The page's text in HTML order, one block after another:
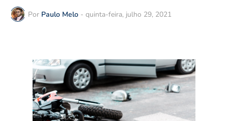
Por Paulo Melo - quinta-feira, julho 29, 2021